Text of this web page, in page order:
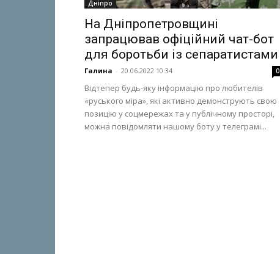
Дніпро
На Дніпропетровщині
запрацював офіційний чат-бот
для боротьби із сепаратистами
Галина - 20.06.2022 10:34 0
Відтепер будь-яку інформацію про любителів
«руського міра», які активно демонструють свою
позицію у соцмережах та у публічному просторі,
можна повідомляти нашому боту у телеграмі...